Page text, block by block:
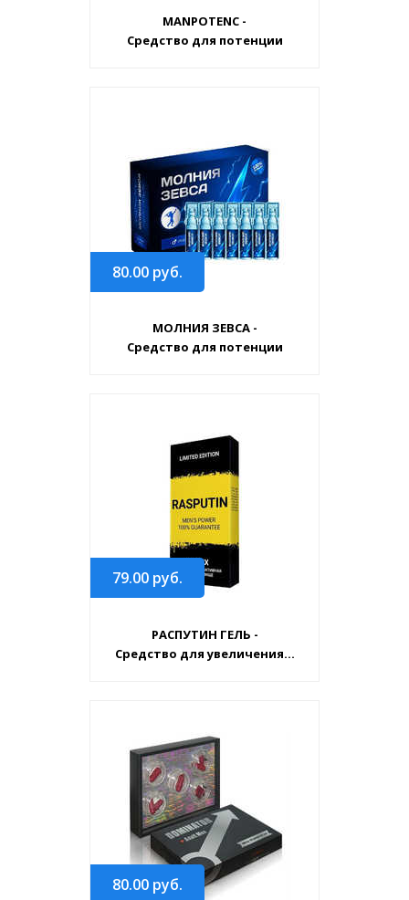
MANPOTENC -
Средство для потенции
80.00 руб.
МОЛНИЯ ЗЕВСА -
Средство для потенции
79.00 руб.
РАСПУТИН ГЕЛЬ -
Средство для увеличения...
80.00 руб.